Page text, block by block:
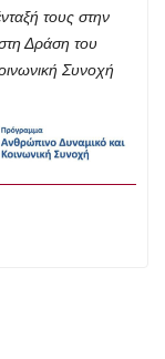
τους στην
Δράση του
Συνοχή